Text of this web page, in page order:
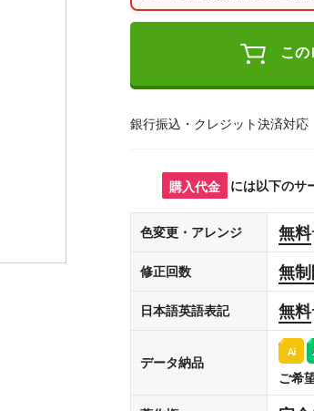
この
銀行振込・クレジット決済対応
購入代金 には以下のサ
色変更・アレンジ 無料
修正回数 無
日本語英語表記 無料
データ納品
ご希